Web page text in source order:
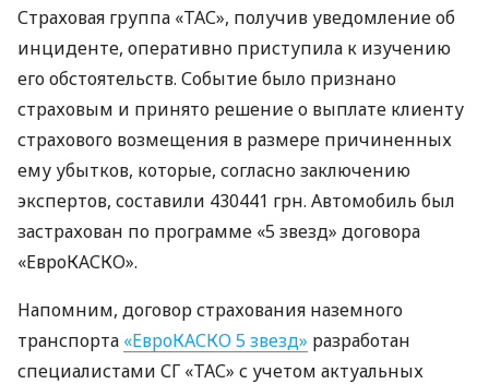
Страховая группа «ТАС», получив уведомление об
инциденте, оперативно приступила к изучению
его обстоятельств. Событие было признано
страховым и принято решение о выплате клиенту
страхового возмещения в размере причиненных
ему убытков, которые, согласно заключению
экспертов, составили 430441 грн. Автомобиль был
застрахован по программе «5 звезд» договора
«ЕвроКАСКО».
Напомним, договор страхования наземного
транспорта «ЕвроКАСКО 5 звезд» разработан
специалистами СГ «ТАС» с учетом актуальных